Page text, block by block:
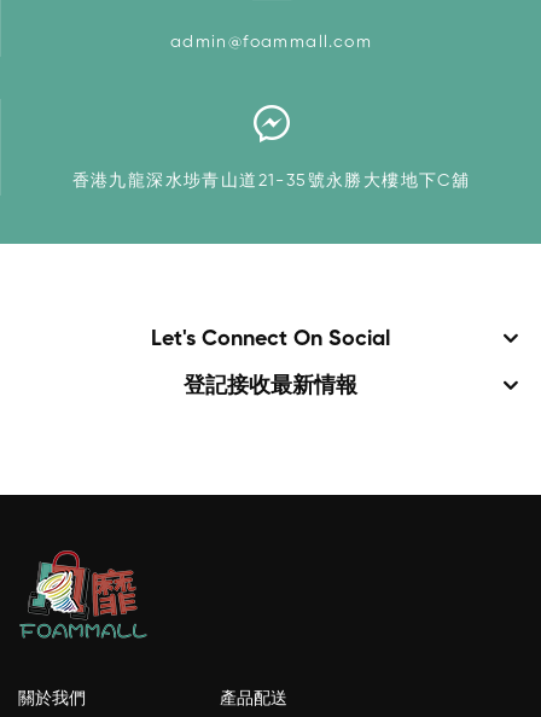
admin@foammall.com
香港九龍深水埗青山道21-35號永勝大樓地下C舖
Let's Connect On Social
登記接收最新情報
關於我們 產品配送